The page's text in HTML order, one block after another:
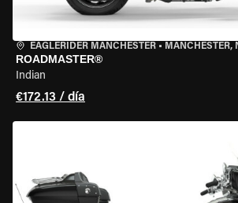
EAGLERIDER MANCHESTER • MANCHESTER,
ROADMASTER®
Indian
€172.13 / día